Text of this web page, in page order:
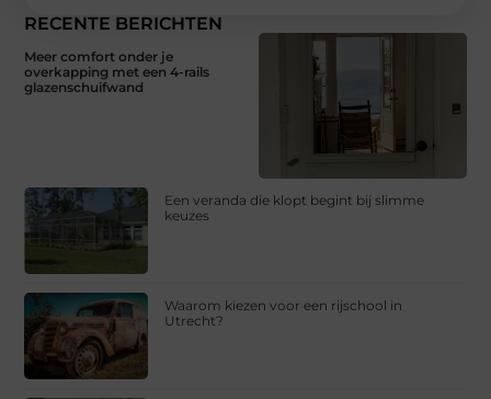
RECENTE BERICHTEN
Meer comfort onder je
overkapping met een 4-rails
glazenschuifwand
Een veranda die klopt begint bij slimme
keuzes
Waarom kiezen voor een rijschool in
Utrecht?